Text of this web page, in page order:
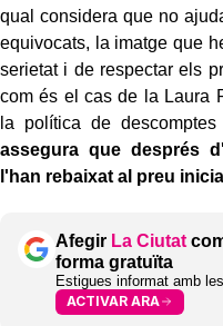
qual considera que no
equivocats, la imatge que
serietat i de respectar els
com és el cas de la Laura
la política de
assegura que després
l'han rebaixat al preu inicial
Afegir La Ciutat
forma gratuïta
Estigues informat amb
ACTIVAR ARA